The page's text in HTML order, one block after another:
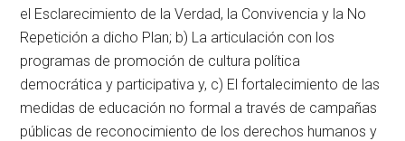
el Esclarecimiento de la Verdad, la Convivencia y la No
Repetición a dicho Plan; b) La articulación con los
programas de promoción de cultura política
democrática y participativa y, c) El fortalecimiento de las
medidas de educación no formal a través de campañas
públicas de reconocimiento de los derechos humanos y